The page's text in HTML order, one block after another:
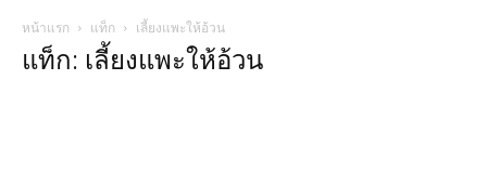
หน้าแรก แท็ก เลี้ยงแพะให้อ้วน
แท็ก: เลี้ยงแพะให้อ้วน